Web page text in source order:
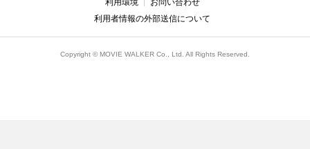
利用環境
お問い合わせ
利用者情報の外部送信について
Copyright © MOVIE WALKER Co., Ltd. All Rights Reserved.